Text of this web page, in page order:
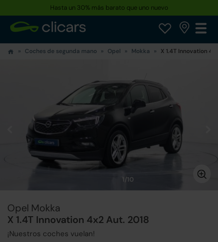
Hasta un 30% más barato que uno nuevo
Coches de segunda mano Opel Mokka X 1.4T Innovation
1/10
Opel Mokka
X 1.4T Innovation 4x2 Aut. 2018
¡Nuestros coches vuelan!